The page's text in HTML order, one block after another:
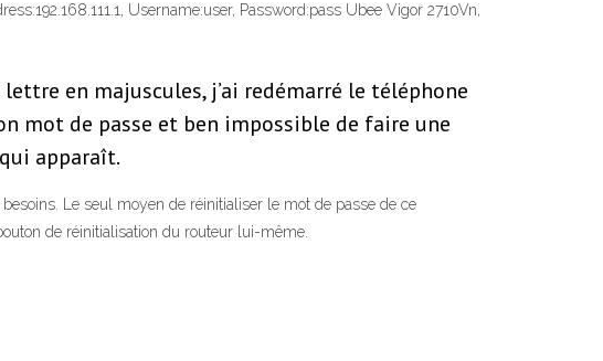
Username:user, Password:pass Ubee Vigor 2710Vn,
en majuscules, j’ai redémarré le téléphone
mot de passe et ben impossible de faire une
apparaît.
Le seul moyen de réinitialiser le mot de passe de ce
de réinitialisation du routeur lui-même.